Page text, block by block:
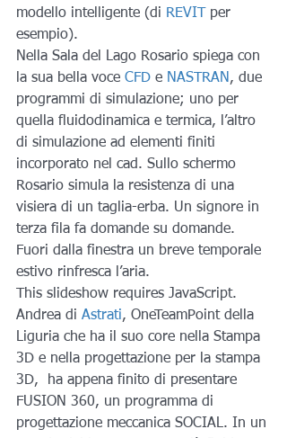
modello intelligente (di REVIT
per
esempio).
Nella Sala del Lago Rosario spiega con
la sua bella voce CFD e NASTRAN , due
programmi di simulazione; uno per
quella fluidodinamica e termica, l’altro
di simulazione ad elementi finiti
incorporato nel cad. Sullo schermo
Rosario simula la resistenza di una
visiera di un taglia-erba. Un signore in
terza fila fa domande su domande.
Fuori dalla finestra un breve temporale
estivo rinfresca l’aria.
This slideshow requires JavaScript.
Andrea di Astrati, OneTeamPoint della
Liguria che ha il suo core nella Stampa
3D e nella progettazione per la stampa
3D,  ha appena finito di presentare
FUSION 360, un programma di
progettazione meccanica SOCIAL. In un